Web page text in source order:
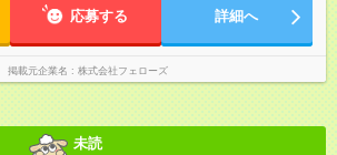
応募する 詳細へ
掲載元企業名 株式会社フェローズ
未読